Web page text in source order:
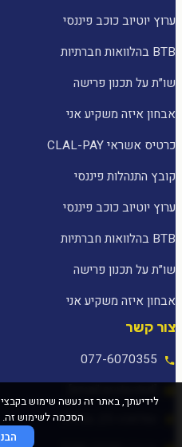
ערוץ יוטיוב כוכב פיננסי
BTB בהלוואות חברתיות
שו״ת על תכנון פרישה
אבחון איזה משקיע אני
כרטיס אשראי CLAL-PAY
קובץ התנהלות פיננסי
ערוץ יוטיוב כוכב פיננסי
BTB בהלוואות חברתיות
שו״ת על תכנון פרישה
אבחון איזה משקיע אני
צור קשר
077-6070355
הסכמה לשימוש זה.